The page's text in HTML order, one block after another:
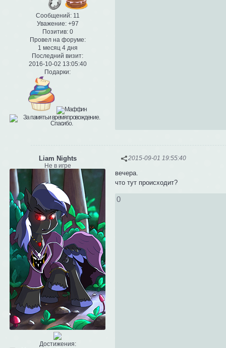
Сообщений:11
Уважение: +97
Позитив: 0
Провел на форуме:
1 месяц 4 дня
Последний визит:
2016-10-02 13:05:40
Подарки:
2015-09-01 19:55:40
Liam Nights
Не в игре
Достижения:
вечера.
что тут происходит?
0